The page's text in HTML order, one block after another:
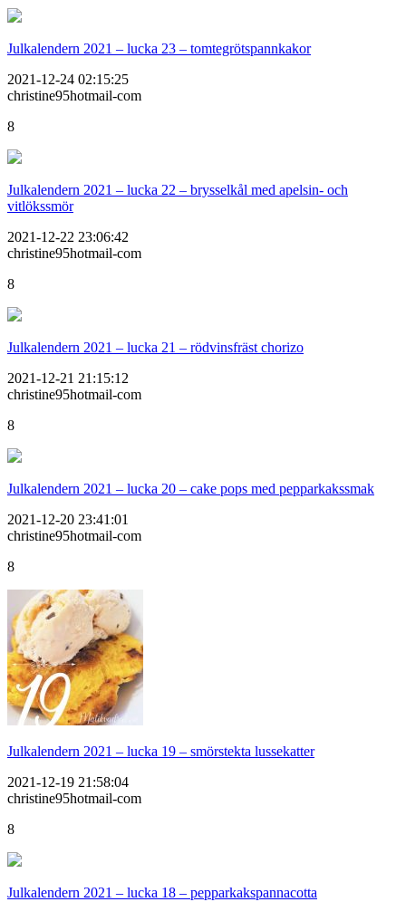
Julkalendern 2021 – lucka 23 – tomtegrötspannkakor
2021-12-24 02:15:25
christine95hotmail-com
8
Julkalendern 2021 – lucka 22 – brysselkål med apelsin- och
vitlökssmör
2021-12-22 23:06:42
christine95hotmail-com
8
Julkalendern 2021 – lucka 21 – rödvinsfräst chorizo
2021-12-21 21:15:12
christine95hotmail-com
8
Julkalendern 2021 – lucka 20 – cake pops med pepparkakssmak
2021-12-20 23:41:01
christine95hotmail-com
8
Julkalendern 2021 – lucka 19 – smörstekta lussekatter
2021-12-19 21:58:04
christine95hotmail-com
8
Julkalendern 2021 – lucka 18 – pepparkakspannacotta